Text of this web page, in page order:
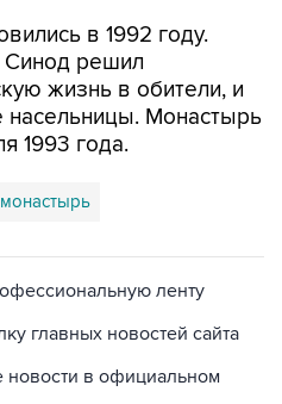
в 1992 году.
решил
жизнь в обители, и
Монастырь
1993 года.
ленту
главных новостей сайта
новости в официальном